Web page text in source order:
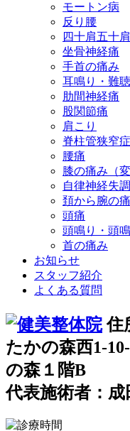
モートン病
反り腰
四十肩五十肩
坐骨神経痛
手首の痛み
耳鳴り・難聴
肋間神経痛
股関節痛
肩こり
脊柱管狭窄症
腰痛
膝の痛み（
自律神経失
頚から腕の
頭痛
頭鳴り・頭鳴
首の痛み
お知らせ
スタッフ紹介
よくある質問
住
たかの森西1-
の森１階B
代表施術者：成